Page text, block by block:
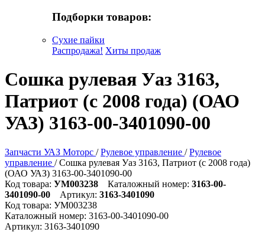
Подборки товаров:
Сухие пайки
Распродажа! Хиты продаж
Сошка рулевая Уаз 3163,
Патриот (с 2008 года) (ОАО
УАЗ) 3163-00-3401090-00
Запчасти УАЗ Моторс / Рулевое управление / Рулевое
управление / Сошка рулевая Уаз 3163, Патриот (с 2008 года)
(ОАО УАЗ) 3163-00-3401090-00
Код товара: УМ003238 Каталожный номер: 3163-00-
3401090-00
Артикул: 3163-3401090
Код товара: УМ003238
Каталожный номер: 3163-00-3401090-00
Артикул: 3163-3401090